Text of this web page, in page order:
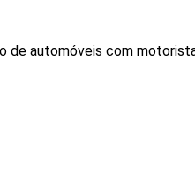
de automóveis com